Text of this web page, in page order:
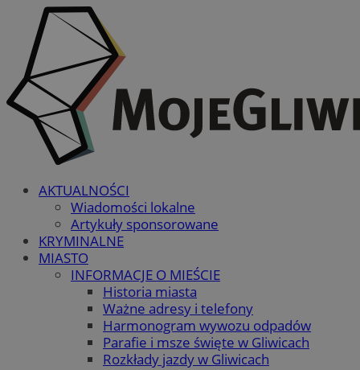
AKTUALNOŚCI
Wiadomości lokalne
Artykuły sponsorowane
KRYMINALNE
MIASTO
INFORMACJE O MIEŚCIE
Historia miasta
Ważne adresy i telefony
Harmonogram wywozu odpadów
Parafie i msze święte w Gliwicach
Rozkłady jazdy w Gliwicach